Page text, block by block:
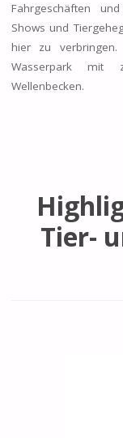
Fahrgeschäften
Shows und
hier zu
Wasserpark mit
Wellenbecken.
Tier-